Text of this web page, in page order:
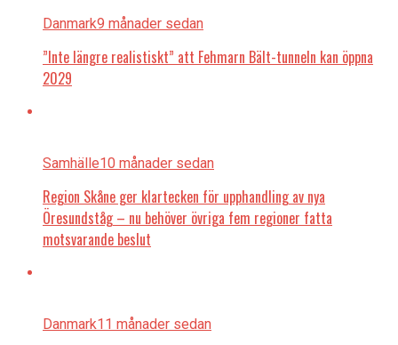
Danmark9 månader sedan
”Inte längre realistiskt” att Fehmarn Bält-tunneln kan öppna
2029
Samhälle10 månader sedan
Region Skåne ger klartecken för upphandling av nya
Öresundståg – nu behöver övriga fem regioner fatta
motsvarande beslut
Danmark11 månader sedan